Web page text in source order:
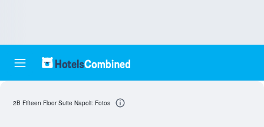
2B Fifteen Floor Suite Napoli: Fotos